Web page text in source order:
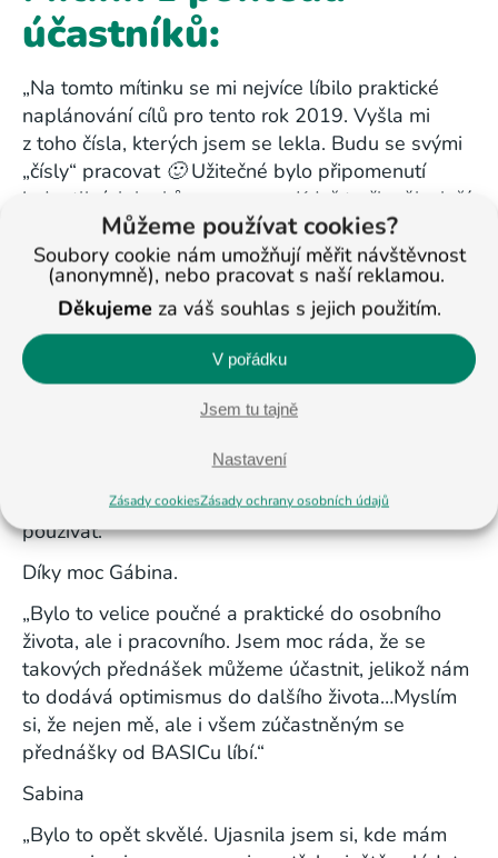
Můžeme používat cookies?
Soubory cookie nám umožňují měřit návštěvnost
(anonymně), nebo pracovat s naší reklamou.
Děkujemeza váš souhlas s jejich použitím.
V pořádku
Jsem tu tajně
Nastavení
Zásady cookiesZásady ochrany osobních údajů
účastníků:
„Na tomto mítinku se mi nejvíce líbilo praktické
naplánování cílů pro tento rok 2019. Vyšla mi
z toho čísla, kterých jsem se lekla. Budu se svými
„čísly“ pracovat 🙂Užitečné bylo připomenutí
jednotlivých kroků propagace. Když to člověk slyší
podruhé, dostává se mu to více „pod kůži“. Dík
Verče! 🙂Mrzí mě, že jsem musela dříve odejít dřív
z přednášky Marca o etice- moc hezky vysvětleno.
Mám ráda následnou diskuzi k tématu.Přeji všem
úspěšný rok!“
Díky Irča
„Bylo to moc pěkné, holky. Děkujeme za přípravu,
občerstvení. Zase jsme se viděli, měli prostor
probrat to, co jsme potřebovali a připomněli jsme
si důležité a praktické věci, které můžeme hned
používat.“
Díky moc Gábina.
„Bylo to velice poučné a praktické do osobního
života, ale i pracovního. Jsem moc ráda, že se
takových přednášek můžeme účastnit, jelikož nám
to dodává optimismus do dalšího života…Myslím
si, že nejen mě, ale i všem zúčastněným se
přednášky od BASICu líbí.“
Sabina
„Bylo to opět skvělé. Ujasnila jsem si, kde mám